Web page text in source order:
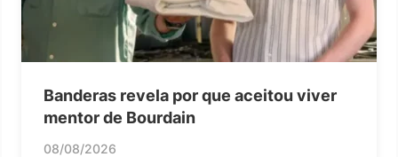
Banderas revela por que aceitou viver
mentor de Bourdain
08/08/2026